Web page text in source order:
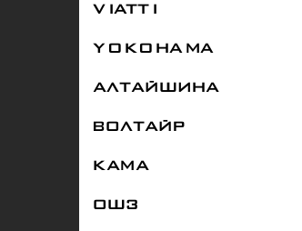
VIATTI
YOKOHAMA
АЛТАЙШИНА
ВОЛТАЙР
КАМА
ОШЗ